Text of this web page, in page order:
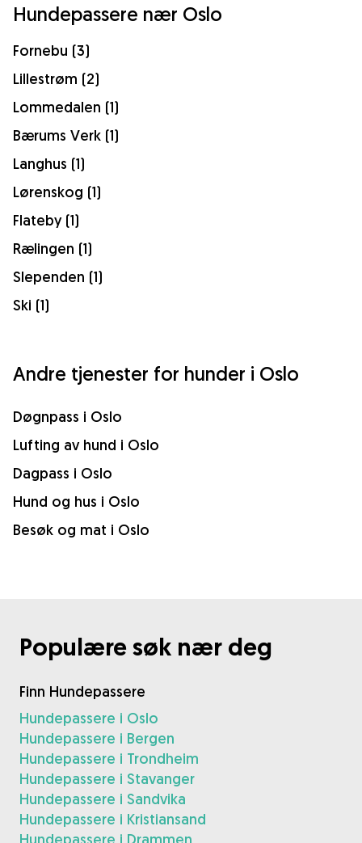
Hundepassere nær Oslo
Fornebu (3)
Lillestrøm (2)
Lommedalen (1)
Bærums Verk (1)
Langhus (1)
Lørenskog (1)
Flateby (1)
Rælingen (1)
Slependen (1)
Ski (1)
Andre tjenester for hunder i Oslo
Døgnpass i Oslo
Lufting av hund i Oslo
Dagpass i Oslo
Hund og hus i Oslo
Besøk og mat i Oslo
Populære søk nær deg
Finn Hundepassere
Hundepassere i Oslo
Hundepassere i Bergen
Hundepassere i Trondheim
Hundepassere i Stavanger
Hundepassere i Sandvika
Hundepassere i Kristiansand